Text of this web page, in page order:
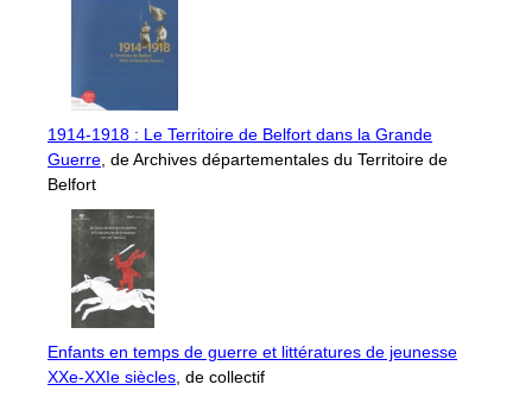
1914-1918 : Le Territoire de Belfort dans la Grande
Guerre, de Archives départementales du Territoire de
Belfort
Enfants en temps de guerre et littératures de jeunesse
XXe-XXIe siècles, de collectif